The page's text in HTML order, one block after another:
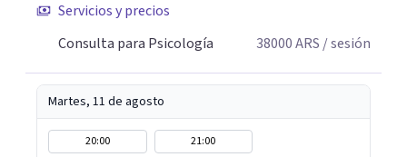
Servicios y precios
Consulta para Psicología
38000ARS / sesión
Martes, 11 de agosto
20:00 21:00